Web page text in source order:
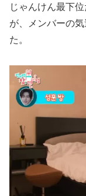
じゃんけん最下
が、メンバーの
た。